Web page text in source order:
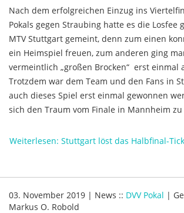
Nach dem erfolgreichen Einzug ins
Pokals gegen Straubing hatte es die Losfee
MTV Stuttgart gemeint, denn zum einen
ein Heimspiel freuen, zum anderen ging
vermeintlich „großen Brocken“ erst einmal
Trotzdem war dem Team und den Fans in
auch dieses Spiel erst einmal gewonnen
sich den Traum vom Finale in Mannheim
Weiterlesen: Stuttgart löst das Halbfinal-
03. November 2019 | News :: DVV Pokal |
Markus O. Robold